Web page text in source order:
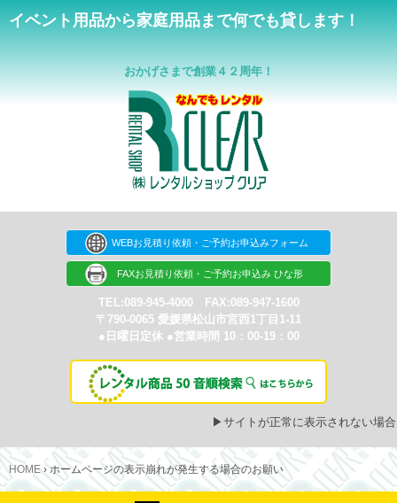
イベント用品から家庭用品まで何でも貸します！
おかげさまで創業４２周年！
WEBお見積り依頼・ご予約お申込みフォーム
FAXお見積り依頼・ご予約お申込み ひな形
TEL:089-945-4000 FAX:089-947-1600
〒790-0065 愛媛県松山市宮西1丁目1-11
●日曜日定休 ●営業時間 10：00-19：00
▶サイトが正常に表示されない場合
HOME › ホームページの表示崩れが発生する場合のお願い